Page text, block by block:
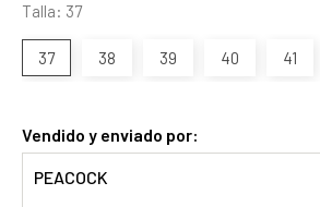
Talla: 37
37 38 39 40 41
Vendido y enviado por:
PEACOCK